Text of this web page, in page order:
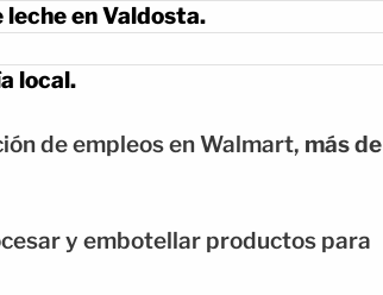
en Valdosta.
local.
de empleos en Walmart, más de
y embotellar productos para